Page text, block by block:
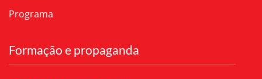
Programa
Formação e propaganda